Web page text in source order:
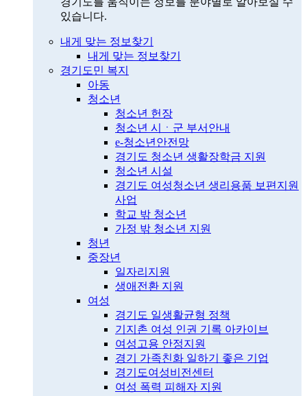
있습니다.
내게 맞는 정보찾기
내게 맞는 정보찾기
경기도민 복지
아동
청소년
청소년 헌장
청소년 시ㆍ군 부서안내
e-청소년안전망
경기도 청소년 생활장학금 지원
청소년 시설
경기도 여성청소년 생리용품 보편지원
사업
학교 밖 청소년
가정 밖 청소년 지원
청년
중장년
일자리지원
생애전환 지원
여성
경기도 일생활균형 정책
기지촌 여성 인권 기록 아카이브
여성고용 안정지원
경기 가족친화 일하기 좋은 기업
경기도여성비전센터
여성 폭력 피해자 지원